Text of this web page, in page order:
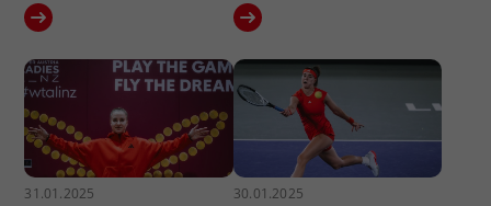
31.01.2025 30.01.2025